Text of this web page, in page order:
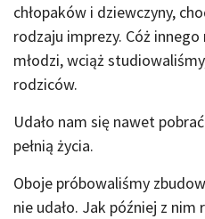
chłopaków i dziewczyny,
rodzaju imprezy. Cóż
młodzi, wciąż
rodziców.
Udało nam się nawet
pełnią życia.
Oboje próbowaliśmy
nie udało. Jak później z